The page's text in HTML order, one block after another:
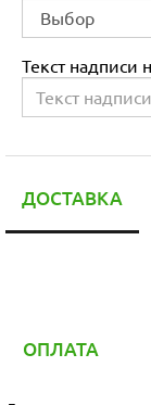
Текст надписи
ДОСТАВКА
ОПЛАТА